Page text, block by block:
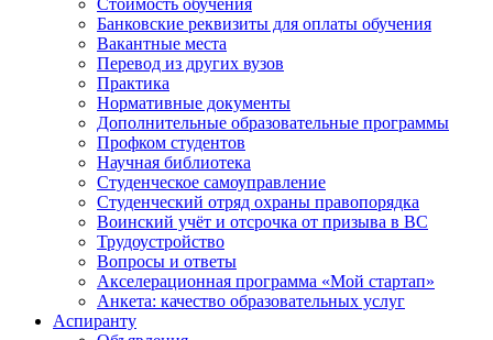
Стоимость обучения
Банковские реквизиты для оплаты обучения
Вакантные места
Перевод из других вузов
Практика
Нормативные документы
Дополнительные образовательные программы
Профком студентов
Научная библиотека
Студенческое самоуправление
Студенческий отряд охраны правопорядка
Воинский учёт и отсрочка от призыва в ВС
Трудоустройство
Вопросы и ответы
Акселерационная программа «Мой стартап»
Анкета: качество образовательных услуг
Аспиранту